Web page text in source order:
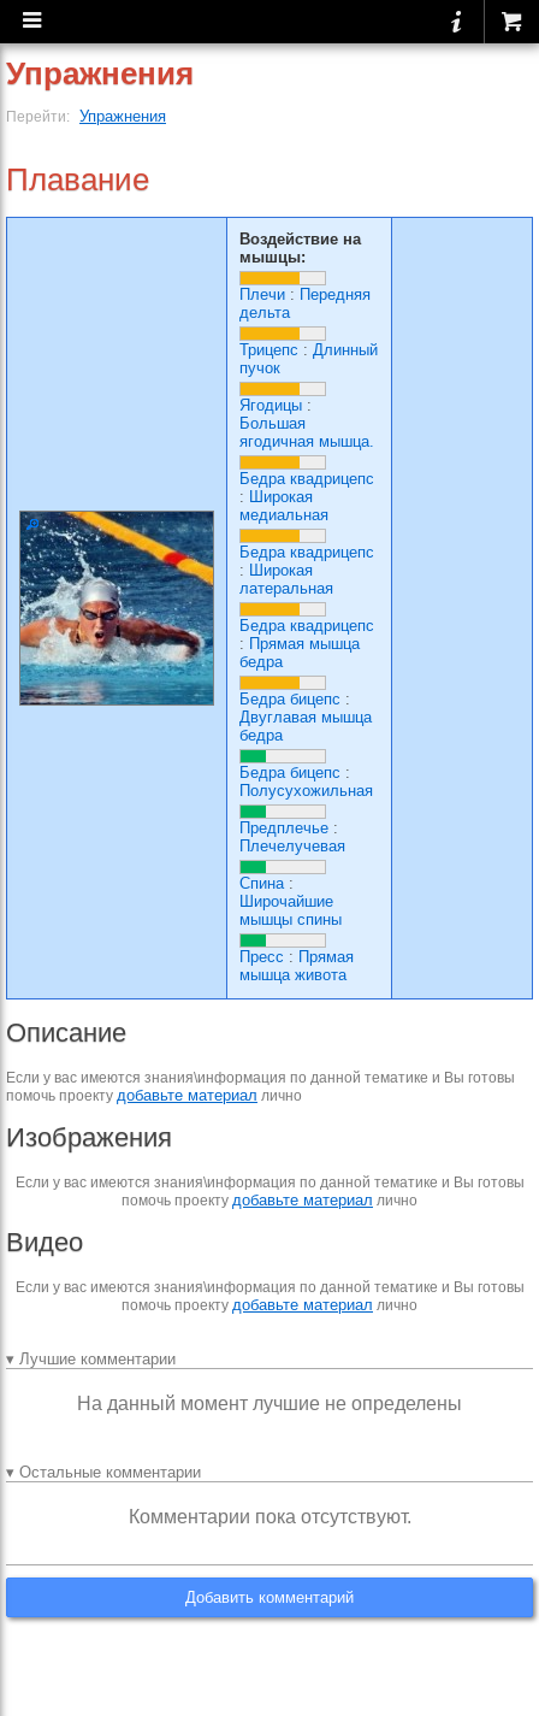
Упражнения
Перейти: Упражнения
Плавание
Воздействие на
мышцы:
Плечи : Передняя
дельта
Трицепс : Длинный
пучок
Ягодицы :
Большая
ягодичная мышца.
Бедра квадрицепс
: Широкая
медиальная
Бедра квадрицепс
: Широкая
латеральная
Бедра квадрицепс
: Прямая мышца
бедра
Бедра бицепс :
Двуглавая мышца
бедра
Бедра бицепс :
Полусухожильная
Предплечье :
Плечелучевая
Спина:
Широчайшие
мышцы спины
Пресс : Прямая
мышца живота
Описание
Если у вас имеются знания\информация по данной тематике и Вы готовы
помочь проекту добавьте материал лично
Изображения
Если у вас имеются знания\информация по данной тематике и Вы готовы
помочь проекту добавьте материал лично
Видео
Если у вас имеются знания\информация по данной тематике и Вы готовы
помочь проекту добавьте материал лично
▾ Лучшие комментарии
На данный момент лучшие не определены
▾ Остальные комментарии
Комментарии пока отсутствуют.
Добавить комментарий